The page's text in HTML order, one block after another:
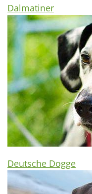
Dalmatiner
Deutsche Dogge